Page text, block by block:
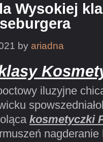
Wysokiej
by ariadna
iluzyjne
kosmetyczki
nagderanie